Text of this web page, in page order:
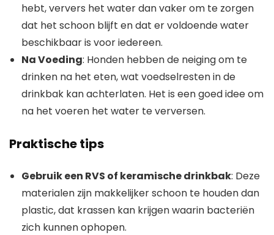
hebt, ververs het water dan vaker om te zorgen
dat het schoon blijft en dat er voldoende water
beschikbaar is voor iedereen.
Na Voeding: Honden hebben de neiging om te
drinken na het eten, wat voedselresten in de
drinkbak kan achterlaten. Het is een goed idee om
na het voeren het water te verversen.
Praktische tips
Gebruik een RVS of keramische drinkbak: Deze
materialen zijn makkelijker schoon te houden dan
plastic, dat krassen kan krijgen waarin bacteriën
zich kunnen ophopen.